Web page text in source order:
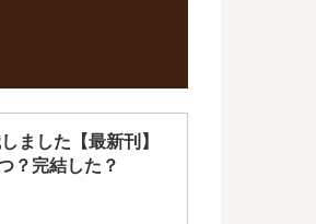
ました【最新刊】
？完結した？